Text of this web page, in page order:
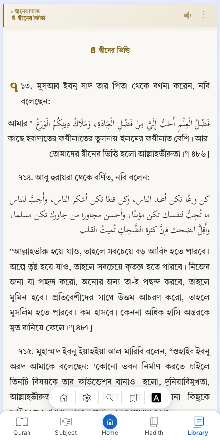
Quran Subject Home Hadith Library
> দ্বীনের ভিত্তি
📄 দ্বীনের ভিত্তি ⋮
📄 দ্বীনের ভিত্তি
৭ ১৩. মুসআব ইবনু সাদ তার পিতা থেকে বর্ণনা করেন, নবি
বলেছেন:
فَضْلُ الْعِلْمِ أَحَبُّ إِلَيَّ مِنْ فَضْلِ الْعِبَادَةِ، وَمَلَاكُ دِينِكُمُ الْوَرَعُ "আমার
কাছে ইবাদাতের ফযীলাতের তুলনায় ইলমের ফযীলাত বেশি। আর
তোমাদের দ্বীনের ভিত্তি হলো আল্লাহভীরুতা।”[৪৮৬]
৭১৪. আবু হুরায়রা থেকে বর্ণিত, নবি বলেন:
وأَقِلَّ الضحك فإنَّ كثرة الضَّحِكِ تُميتُ القلب
"আল্লাহভীরু হয়ে যাও, তাহলে সবচেয়ে বড় আবিদ হতে পারবে।
অল্পে তুষ্ট হয়ে যাও, তাহলে সবচেয়ে কৃতজ্ঞ হতে পারবে। নিজের
জন্য যা পছন্দ করো, অন্যের জন্য তা-ই পছন্দ করবে, তাহলে
মুমিন হবে। প্রতিবেশীদের সাথে উত্তম আচরণ করো, তাহলে
মুসলিম হতে পারবে। কম হাসবে। কেননা অধিক হাসি অন্তরকে
মৃত বানিয়ে ফেলে।”[৪৮৭]
৭১৫. মুহাম্মাদ ইবনু ইয়াহইয়া আল মারিবি বলেন, “ওহাইব ইবনু
অরদ আমাকে বলেছেন: ‘কোনো ভবন নির্মাণ করতে চাইলে
তিনটি বিষয়কে তার ফাউন্ডেশন বানাও। হলো, দুনিয়াবিমুখতা,
আল্লাহভীরুতা এবং উত্তম নিয়ত। যদি তুমি অন্য কিছুকে
ফাউন্ডেশন বানাও, তাহলে সেই ভবন ধ্বসে পড়বে।"
টিকাঃ
Copy